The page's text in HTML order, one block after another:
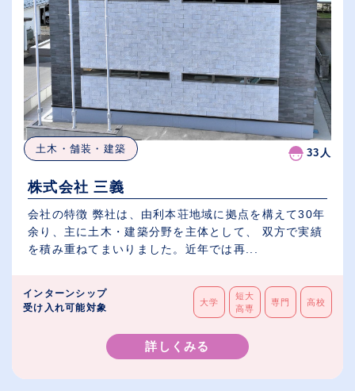
土木・舗装・建築 33人
株式会社 三義
会社の特徴 弊社は、由利本荘地域に拠点を構えて30年
余り、主に土木・建築分野を主体として、 双方で実績
を積み重ねてまいりました。近年では再...
インターンシップ
受け入れ可能対象
大学
短大
高専
専門 高校
詳しくみる